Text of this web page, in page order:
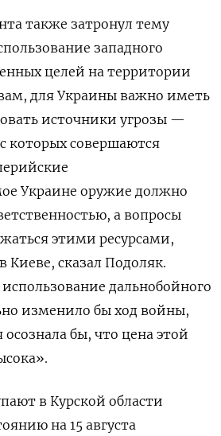
также затронул тему
западного
целей на территории
для Украины важно иметь
источники угрозы —
которых совершаются
Украине оружие должно
а вопросы
этими ресурсами,
Киеве, сказал Подоляк.
дальнобойного
изменило бы ход войны,
осознала бы, что цена этой
в Курской области
на 15 августа